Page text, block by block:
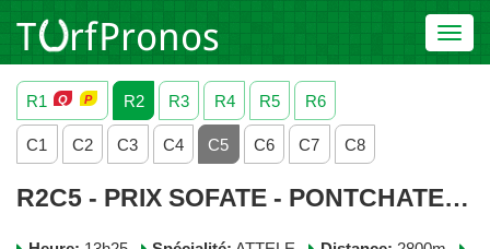
R1
R2 R3 R4 R5 R6
C1 C2 C3 C4 C5 C6 C7 C8
R2C5 - PRIX SOFATE - PONTCHATEAU - JEUDI 04 JUIN 2026